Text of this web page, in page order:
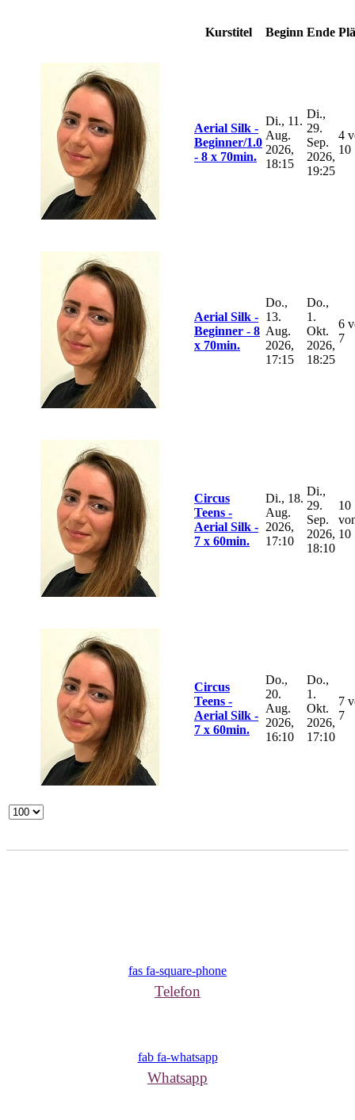
Kurstitel Beginn Ende
Aerial Silk -
Beginner/1.0
- 8 x 70min.
Di., 11.
Aug.
2026,
18:15
Di.,
29.
Sep.
2026,
19:25
4
10
Aerial Silk -
Beginner - 8
x 70min.
Do.,
13.
Aug.
2026,
17:15
Do.,
1.
Okt.
2026,
18:25
6
7
Circus
Teens -
Aerial Silk -
7 x 60min.
Di., 18.
Aug.
2026,
17:10
Di.,
29.
Sep.
2026,
18:10
10
10
Circus
Teens -
Aerial Silk -
7 x 60min.
Do.,
20.
Aug.
2026,
16:10
Do.,
1.
Okt.
2026,
17:10
7
7
fas fa-square-phone
Telefon
fab fa-whatsapp
Whatsapp